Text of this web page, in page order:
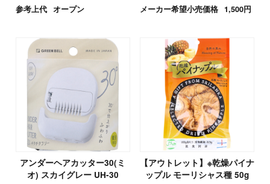
参考上代 オープン メーカー希望小売価格 1,500円
アンダーヘアカッター30(ミ
オ) スカイグレー UH-30
【アウトレット】※乾燥パイナ
ップル モーリシャス種 50g